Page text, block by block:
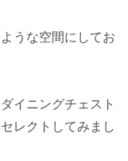
うな空間にしてお
イニングチェスト
レクトしてみまし